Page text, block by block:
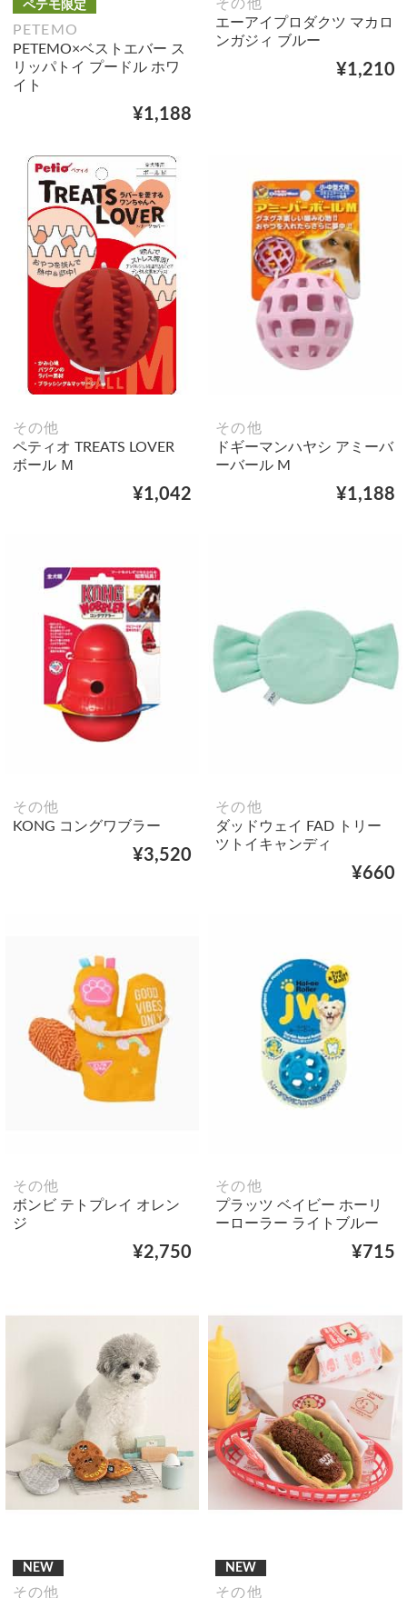
ペテモ限定
PETEMO
PETEMO×ベストエバー ス
リッパトイ プードル ホワ
イト
¥1,188
その他
エーアイプロダクツ マカロ
ンガジィ ブルー
¥1,210
その他
ペティオ TREATS LOVER
ボール Ｍ
¥1,042
その他
ドギーマンハヤシ アミーバ
ーバール M
¥1,188
その他
KONG コングワブラー
¥3,520
その他
ダッドウェイ FAD トリー
ツトイキャンディ
¥660
その他
ボンビ テトプレイ オレン
ジ
¥2,750
その他
プラッツ ベイビー ホーリ
ーローラー ライトブルー
¥715
NEW
その他
NEW
その他